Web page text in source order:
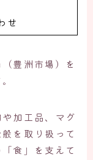
せ
豊洲市場）を
加工品、マグ
を取り扱って
食」を支えて